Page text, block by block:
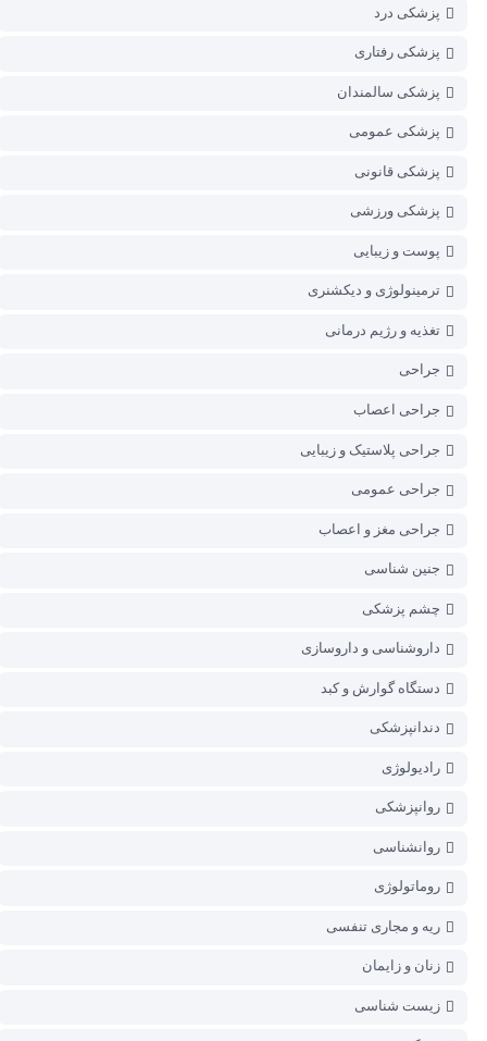
پزشکی درد
پزشکی رفتاری
پزشکی سالمندان
پزشکی عمومی
پزشکی قانونی
پزشکی ورزشی
پوست و زیبایی
ترمینولوژی و دیکشنری
تغذیه و رژیم درمانی
جراحی
جراحی اعصاب
جراحی پلاستیک و زیبایی
جراحی عمومی
جراحی مغز و اعصاب
جنین شناسی
چشم پزشکی
داروشناسی و داروسازی
دستگاه گوارش و کبد
دندانپزشکی
رادیولوژی
روانپزشکی
روانشناسی
روماتولوژی
ریه و مجاری تنفسی
زنان و زایمان
زیست شناسی